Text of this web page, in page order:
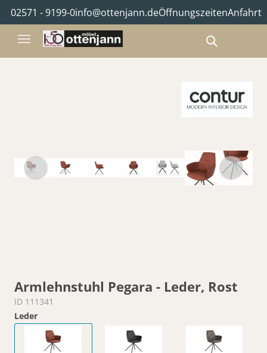
02571 - 9199-0info@ottenjann.deÖffnungszeitenAnfahrt
Armlehnstuhl Pegara - Leder, Rost
ID 111341
Leder